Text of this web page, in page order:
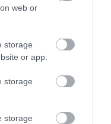
web or
storage
or app.
storage
storage
ÉS KEVESEBB HÁZI
ALSÓ ...
KÖZTÁRSASÁGI